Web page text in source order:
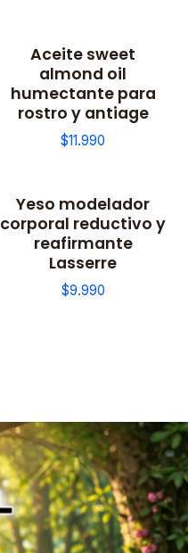
Aceite sweet
almond oil
humectante para
rostro y antiage
$11.990
Yeso modelador
corporal reductivo y
reafirmante
Lasserre
$9.990